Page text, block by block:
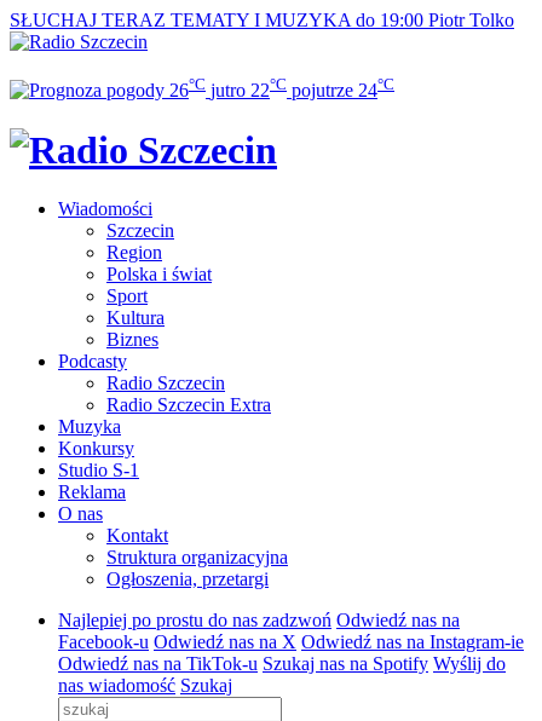
SŁUCHAJ TERAZ TEMATY I MUZYKA do 19:00 Piotr Tolko
26°C jutro 22°C pojutrze 24°C
Wiadomości
Szczecin
Region
Polska i świat
Sport
Kultura
Biznes
Podcasty
Radio Szczecin
Radio Szczecin Extra
Muzyka
Konkursy
Studio S-1
Reklama
O nas
Kontakt
Struktura organizacyjna
Ogłoszenia, przetargi
Najlepiej po prostu do nas zadzwoń Odwiedź nas na
Facebook-u Odwiedź nas na X Odwiedź nas na Instagram-ie
Odwiedź nas na TikTok-u Szukaj nas na Spotify Wyślij do
nas wiadomość Szukaj